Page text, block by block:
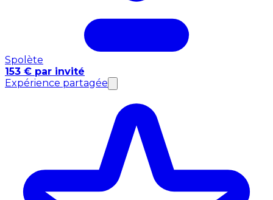
Spolète
153 € par invité
Expérience partagée